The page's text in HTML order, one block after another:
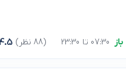
باز (88 نظر)